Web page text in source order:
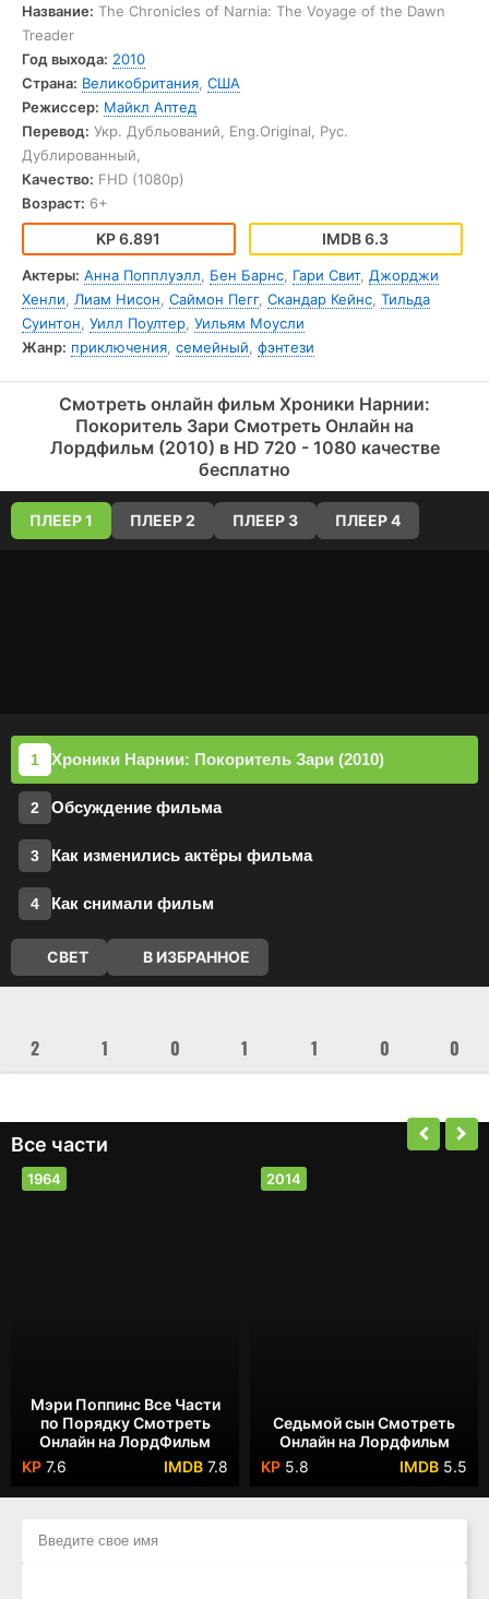
Актерский состав также заслуживает внимания. Молодые
актеры, воплощающие главных героев, продемонстрировали
отличную игру, передавая эмоции и внутренний мир своих
персонажей. Каждый из них придал своему герою
уникальные черты и помог создать цельное и
запоминающееся впечатление.
Сюжет фильма «Хроники Нарнии: Покоритель Зари» не
перестает удивлять зрителя своей неожиданностью и
глубиной. В нем присутствует множество тем, которые
заставляют задуматься о дружбе, вере, предательстве и
мужестве. Каждый персонаж проходит через испытания,
которые меняют его и помогают стать сильнее.
В целом, фильм «Хроники Нарнии: Покоритель Зари» - это
захватывающее и эмоциональное кино, которое погружает
зрителя в удивительный мир фэнтези и оставляет после себя
глубокие размышления. Рекомендуется к просмотру как
поклонникам жанра, так и тем, кто любит качественное кино
о приключениях и магии.
Название: The Chronicles of Narnia: The Voyage of the Dawn
Treader
Год выхода: 2010
Страна: Великобритания США
Режиссер: Майкл Аптед
Перевод: Укр. Дубльований, Eng.Original, Рус.
Дублированный,
Качество: FHD (1080p)
Возраст: 6+
6.891 6.3
Актеры: Анна Попплуэлл Бен Барнс Гари Свит, Джорджи
Хенли
Лиам Нисон Саймон Пегг, Скандар Кейнс Тильда
Суинтон Уилл Поултер Уильям Моусли
Жанр: приключения семейный фэнтези
Смотреть онлайн фильм Хроники Нарнии:
Покоритель Зари Смотреть Онлайн на
Лордфильм (2010) в HD 720 - 1080 качестве
бесплатно
ПЛЕЕР 1 ПЛЕЕР 2 ПЛЕЕР 3 ПЛЕЕР 4
СВЕТ В ИЗБРАННОЕ
Хроники Нарнии: Покоритель Зари (2010)
Обсуждение фильма
Как изменились актёры фильма
Как снимали фильм
Все части
Мэри Поппинс Все Части
по Порядку Смотреть
Онлайн на ЛордФильм
7.6
7.8
1964
Седьмой сын Смотреть
Онлайн на Лордфильм
5.8
5.5
2014